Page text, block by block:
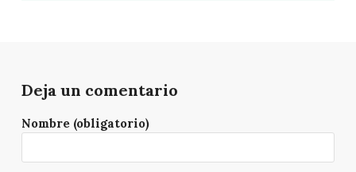
Deja un comentario
Nombre (obligatorio)